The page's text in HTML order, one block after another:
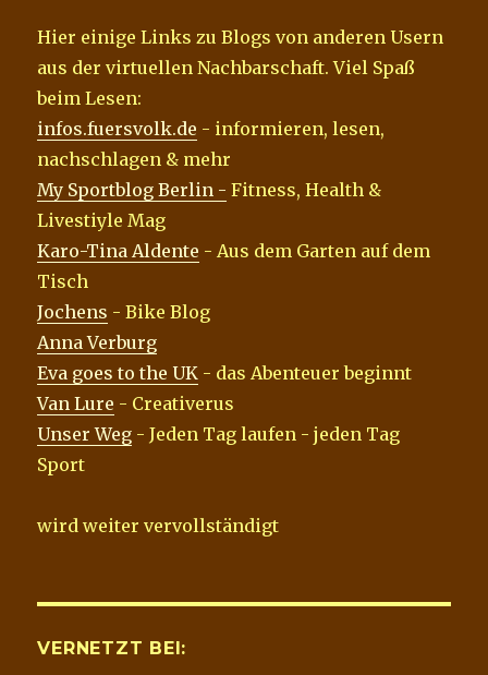
Hier einige Links zu Blogs von anderen Usern
aus der virtuellen Nachbarschaft. Viel Spaß
beim Lesen:
infos.fuersvolk.de - informieren, lesen,
nachschlagen & mehr
My Sportblog Berlin - Fitness, Health &
Livestiyle Mag
Karo-Tina Aldente - Aus dem Garten auf dem
Tisch
Jochens - Bike Blog
Anna Verburg
Eva goes to the UK - das Abenteuer beginnt
Van Lure - Creativerus
Unser Weg - Jeden Tag laufen - jeden Tag
Sport
wird weiter vervollständigt
VERNETZT BEI: